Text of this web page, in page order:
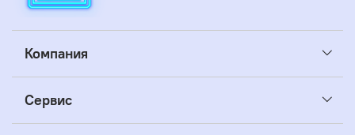
Компания
Сервис